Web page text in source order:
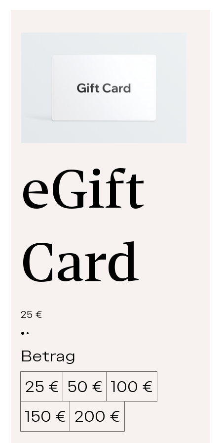
eGift
Card
25 €
Betrag
25 € 50 € 100 €
150 € 200 €